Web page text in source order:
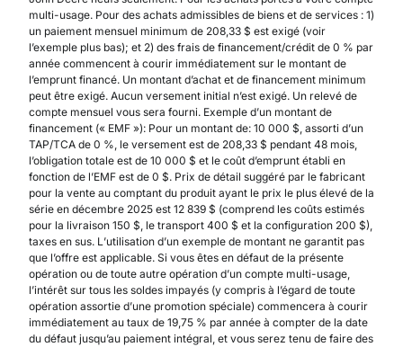
multi-usage. Pour des achats admissibles de biens et de services : 1)
un paiement mensuel minimum de 208,33 $ est exigé (voir
l’exemple plus bas); et 2) des frais de financement/crédit de 0 % par
année commencent à courir immédiatement sur le montant de
l’emprunt financé. Un montant d’achat et de financement minimum
peut être exigé. Aucun versement initial n’est exigé. Un relevé de
compte mensuel vous sera fourni. Exemple d’un montant de
financement (« EMF »): Pour un montant de: 10 000 $, assorti d’un
TAP/TCA de 0 %, le versement est de 208,33 $ pendant 48 mois,
l’obligation totale est de 10 000 $ et le coût d’emprunt établi en
fonction de l’EMF est de 0 $. Prix de détail suggéré par le fabricant
pour la vente au comptant du produit ayant le prix le plus élevé de la
série en décembre 2025 est 12 839 $ (comprend les coûts estimés
pour la livraison 150 $, le transport 400 $ et la configuration 200 $),
taxes en sus. L’utilisation d’un exemple de montant ne garantit pas
que l’offre est applicable. Si vous êtes en défaut de la présente
opération ou de toute autre opération d’un compte multi-usage,
l’intérêt sur tous les soldes impayés (y compris à l’égard de toute
opération assortie d’une promotion spéciale) commencera à courir
immédiatement au taux de 19,75 % par année à compter de la date
du défaut jusqu’au paiement intégral, et vous serez tenu de faire des